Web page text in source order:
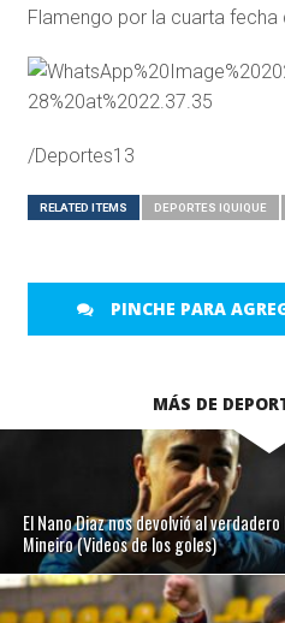
Flamengo por la cuarta fecha
/Deportes13
RELATED ITEMS DEPORTES IQUIQUE
PINCHE PARA
MÁS DE
El Nano Diaz nos devolvió al
Mineiro (Videos de los goles)